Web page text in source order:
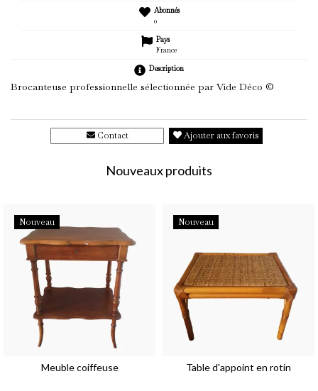
Abonnés
0
Pays
France
Description
Brocanteuse professionnelle sélectionnée par Vide Déco ©
Contact Ajouter aux favoris
Nouveaux produits
Meuble coiffeuse
Nouveau
Table d'appoint en rotin
Nouveau